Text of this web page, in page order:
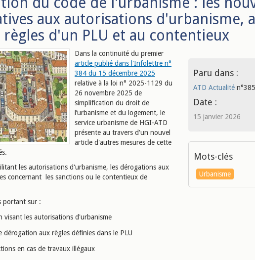
aux autorisations d'urbanisme,
d'un PLU et au contentieux
Dans la continuité du premier
article publié dans l'Infolettre n°
384 du 15 décembre 2025
relative à la loi n° 2025-1129 du
26 novembre 2025 de
simplification du droit de
l’urbanisme et du logement, le
service urbanisme de HGI-ATD
présente au travers d'un nouvel
article d'autres mesures de cette
les autorisations d'urbanisme, les dérogations aux
concernant les sanctions ou le contentieux de
portant sur :
visant les autorisations d'urbanisme
dérogation aux règles définies dans le PLU
en cas de travaux illégaux
Paru dans :
ATD Actualitén°385
Date :
15 janvier 2026
Mots-clés
Urbanisme